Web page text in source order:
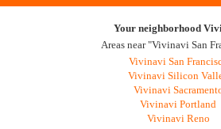
Your neighborhood
Areas near "Vivinavi San
Vivinavi San
Vivinavi Silicon
Vivinavi
Vivinavi Portland
Vivinavi Reno